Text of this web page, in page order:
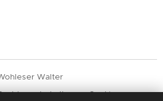
Walter
vorbehalten
Cookies